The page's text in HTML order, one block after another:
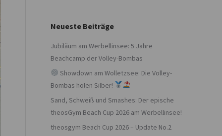
Neueste Beiträge
Jubiläum am Werbellinsee: 5 Jahre
Beachcamp der Volley-Bombas
Showdown am Wolletzsee: Die Volley-
Bombas holen Silber!
Sand, Schweiß und Smashes: Der epische
theosGym Beach Cup 2026 am Werbellinsee!
theosgym Beach Cup 2026 – Update No.2